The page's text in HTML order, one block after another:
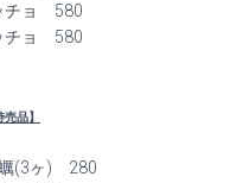
チョ 580
チョ 580
品】
蠣(3ヶ) 280